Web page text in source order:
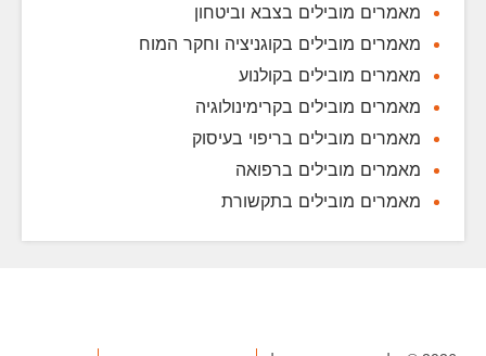
מאמרים מובילים בצבא וביטחון
מאמרים מובילים בקוגניציה וחקר המוח
מאמרים מובילים בקולנוע
מאמרים מובילים בקרימינולוגיה
מאמרים מובילים בריפוי בעיסוק
מאמרים מובילים ברפואה
מאמרים מובילים בתקשורת